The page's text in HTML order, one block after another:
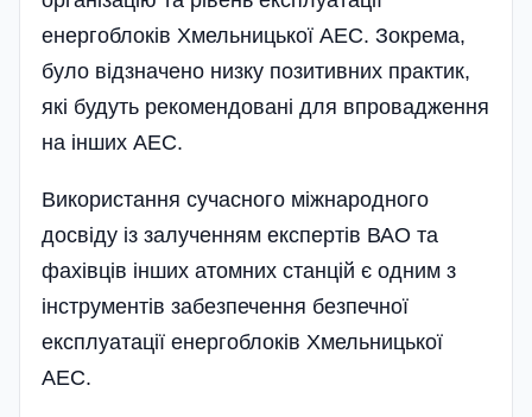
енергоблоків Хмельницької АЕС. Зокрема,
було відзначено низку позитивних практик,
які будуть рекомендовані для впровадження
на інших АЕС.
Використання сучасного міжнародного
досвіду із залученням експертів ВАО та
фахівців інших атомних станцій є одним з
інструментів забезпечення безпечної
експлуатації енергоблоків Хмельницької
АЕС.